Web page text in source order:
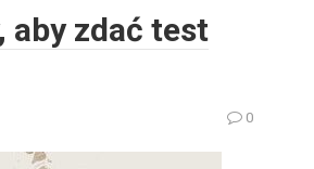
aby zdać test
0